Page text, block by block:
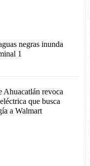
negras inunda
1
Ahuacatlán revoca
que busca
a Walmart